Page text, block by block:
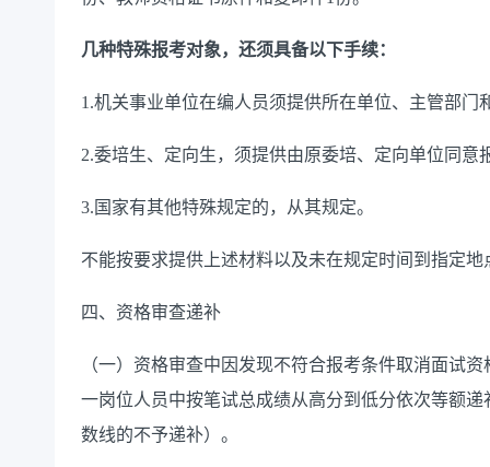
几种特殊报考对象，还须具备以下手续：
1.机关事业单位在编人员须提供所在单位、主管部门
2.委培生、定向生，须提供由原委培、定向单位同意
3.国家有其他特殊规定的，从其规定。
不能按要求提供上述材料以及未在规定时间到指定
四、资格审查递补
（一）资格审查中因发现不符合报考条件取消面试
一岗位人员中按笔试总成绩从高分到低分依次等额
数线的不予递补）。